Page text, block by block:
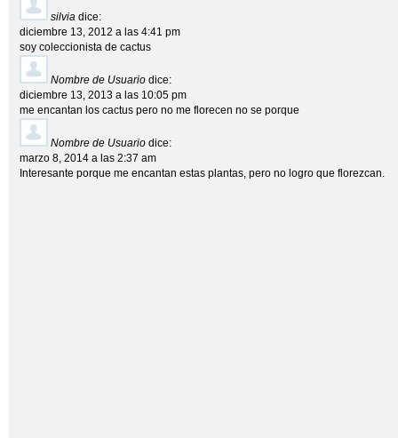
silvia dice:
diciembre 13, 2012 a las 4:41 pm
soy coleccionista de cactus
Nombre de Usuario dice:
diciembre 13, 2013 a las 10:05 pm
me encantan los cactus pero no me florecen no se porque
Nombre de Usuario dice:
marzo 8, 2014 a las 2:37 am
Interesante porque me encantan estas plantas, pero no logro que florezcan.